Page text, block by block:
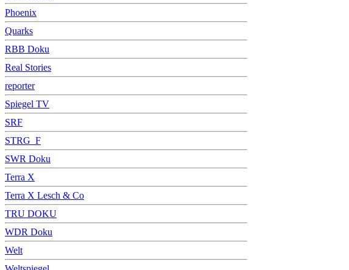
Phoenix
Quarks
RBB Doku
Real Stories
reporter
Spiegel TV
SRF
STRG_F
SWR Doku
Terra X
Terra X Lesch & Co
TRU DOKU
WDR Doku
Welt